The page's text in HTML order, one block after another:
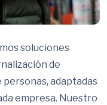
soluciones
de
adaptadas
empresa. Nuestro